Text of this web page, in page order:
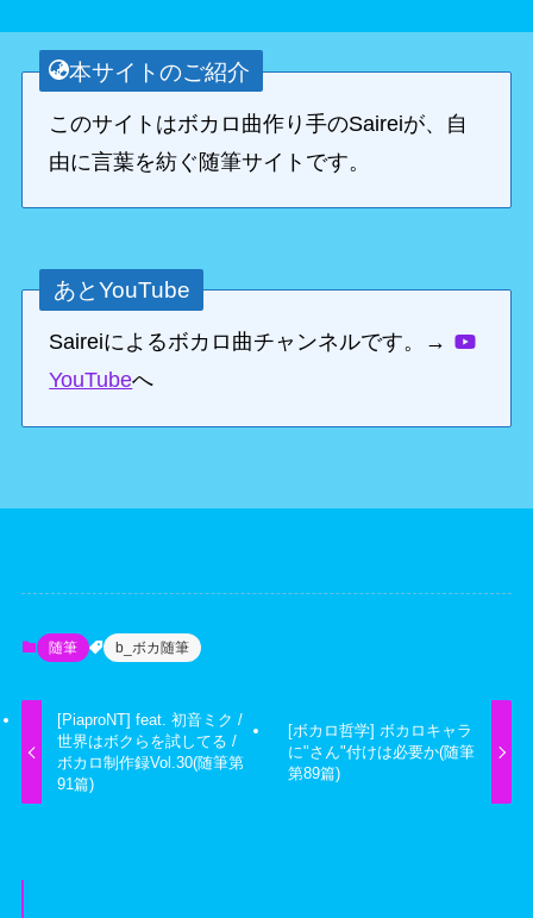
本サイトのご紹介
このサイトはボカロ曲作り手のSaireiが、自
由に言葉を紡ぐ随筆サイトです。
あとYouTube
Saireiによるボカロ曲チャンネルです。→
YouTubeへ
随筆 b_ボカ随筆
[PiaproNT] feat. 初音ミク /
世界はボクらを試してる /
ボカロ制作録Vol.30(随筆第
91篇)
[ボカロ哲学] ボカロキャラ
に"さん"付けは必要か(随筆
第89篇)